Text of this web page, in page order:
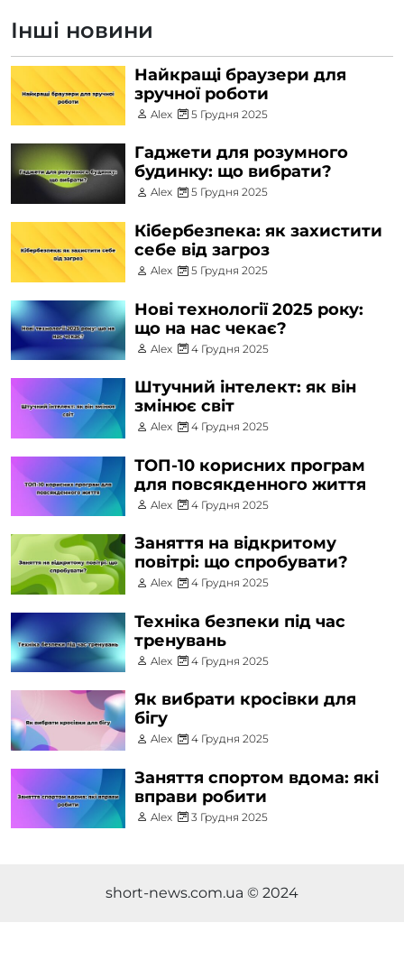
Інші новини
Найкращі браузери для
зручної роботи
Alex 5 Грудня 2025
Гаджети для розумного
будинку: що вибрати?
Alex 5 Грудня 2025
Кібербезпека: як захистити
себе від загроз
Alex 5 Грудня 2025
Нові технології 2025 року:
що на нас чекає?
Alex 4 Грудня 2025
Штучний інтелект: як він
змінює світ
Alex 4 Грудня 2025
ТОП-10 корисних програм
для повсякденного життя
Alex 4 Грудня 2025
Заняття на відкритому
повітрі: що спробувати?
Alex 4 Грудня 2025
Техніка безпеки під час
тренувань
Alex 4 Грудня 2025
Як вибрати кросівки для
бігу
Alex 4 Грудня 2025
Заняття спортом вдома: які
вправи робити
Alex 3 Грудня 2025
short-news.com.ua © 2024